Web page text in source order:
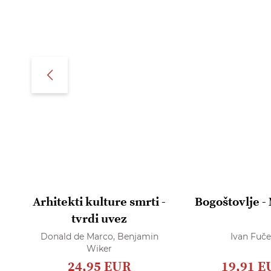
Arhitekti kulture smrti -
tvrdi uvez
Donald de Marco, Benjamin
Wiker
24,95 EUR
Bogoštovlje
Ivan
19,91